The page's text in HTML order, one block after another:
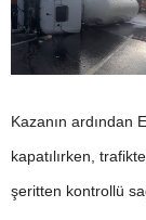
Kazanın ardından
kapatılırken,
şeritten kontrollü